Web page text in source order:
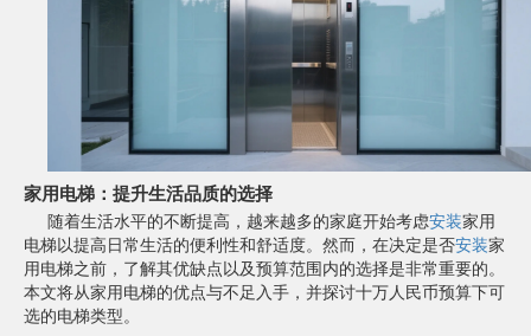
家用电梯：提升生活品质的选择
随着生活水平的不断提高，越来越多的家庭开始考虑安装家用
电梯以提高日常生活的便利性和舒适度。然而，在决定是否安装家
用电梯之前，了解其优缺点以及预算范围内的选择是非常重要的。
本文将从家用电梯的优点与不足入手，并探讨十万人民币预算下可
选的电梯类型。